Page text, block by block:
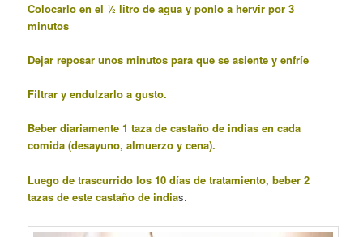
Colocarlo en el ½ litro de agua y ponlo a hervir por 3
minutos
Dejar reposar unos minutos para que se asiente y enfríe
Filtrar y endulzarlo a gusto.
Beber diariamente 1 taza de castaño de indias en cada
comida (desayuno, almuerzo y cena).
Luego de trascurrido los 10 días de tratamiento, beber 2
tazas de este castaño de indias.